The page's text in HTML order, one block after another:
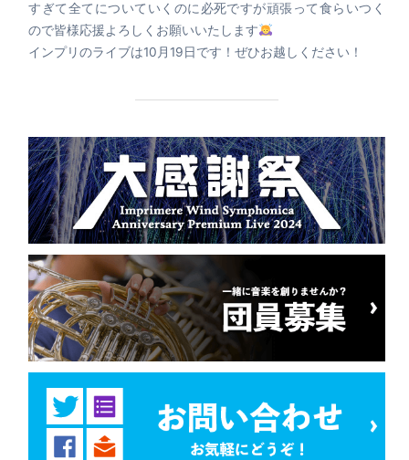
すぎて全てについていくのに必死ですが頑張って食らいつく
ので皆様応援よろしくお願いいたします
インプリのライブは10月19日です！ぜひお越しください！